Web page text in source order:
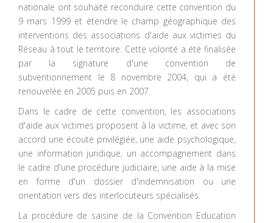
nationale ont souhaité reconduire cette convention du
9 mars 1999 et étendre le champ géographique des
interventions des associations d'aide aux victimes du
Réseau à tout le territoire. Cette volonté a été finalisée
par la signature d'une convention de
subventionnement le 8 novembre 2004, qui a été
renouvelée en 2005 puis en 2007.
Dans le cadre de cette convention, les associations
d'aide aux victimes proposent à la victime, et avec son
accord une écoute privilégiée, une aide psychologique,
une information juridique, un accompagnement dans
le cadre d'une procédure judiciaire, une aide à la mise
en forme d'un dossier d'indemnisation ou une
orientation vers des interlocuteurs spécialisés.
La procédure de saisine de la Convention Education